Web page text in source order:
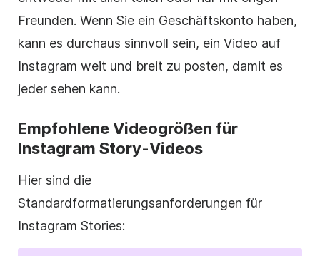
Freunden. Wenn Sie ein Geschäftskonto haben,
kann es durchaus sinnvoll sein, ein Video auf
Instagram weit und breit zu posten, damit es
jeder sehen kann.
Empfohlene Videogrößen für
Instagram Story-Videos
Hier sind die
Standardformatierungsanforderungen für
Instagram Stories: